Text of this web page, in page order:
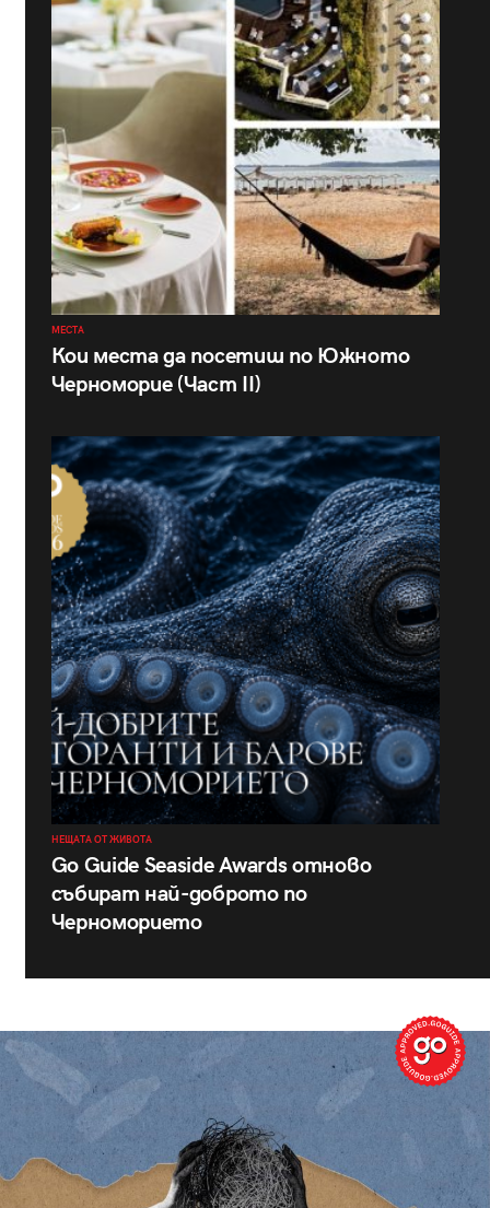
МЕСТА
Кои места да посетиш по Южното
Черноморие (Част II)
НЕЩАТА ОТ ЖИВОТА
Go Guide Seaside Awards отново
събират най-доброто по
Черноморието